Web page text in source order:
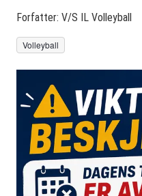
Forfatter: V/S IL Volleyball
Volleyball